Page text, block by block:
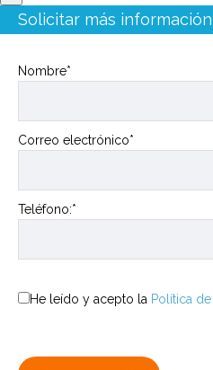
Solicitar más información
Nombre*
Correo electrónico*
Teléfono:*
He leído y acepto la Política